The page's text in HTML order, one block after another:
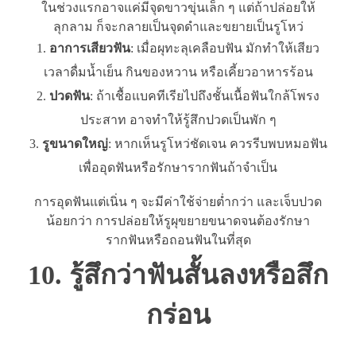
ในช่วงแรกอาจแค่มีจุดขาวขุ่นเล็ก ๆ แต่ถ้าปล่อยให้
ลุกลาม ก็จะกลายเป็นจุดดำและขยายเป็นรูโหว่
อาการเสียวฟัน: เมื่อผุทะลุเคลือบฟัน มักทำให้เสียว
เวลาดื่มน้ำเย็น กินของหวาน หรือเคี้ยวอาหารร้อน
ปวดฟัน: ถ้าเชื้อแบคทีเรียไปถึงชั้นเนื้อฟันใกล้โพรง
ประสาท อาจทำให้รู้สึกปวดเป็นพัก ๆ
รูขนาดใหญ่: หากเห็นรูโหว่ชัดเจน ควรรีบพบหมอฟัน
เพื่ออุดฟันหรือรักษารากฟันถ้าจำเป็น
การอุดฟันแต่เนิ่น ๆ จะมีค่าใช้จ่ายต่ำกว่า และเจ็บปวด
น้อยกว่า การปล่อยให้รูผุขยายขนาดจนต้องรักษา
รากฟันหรือถอนฟันในที่สุด
10. รู้สึกว่าฟันสั้นลงหรือสึก
กร่อน